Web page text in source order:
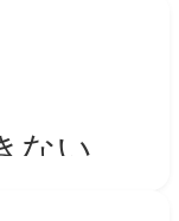
体験」
ない